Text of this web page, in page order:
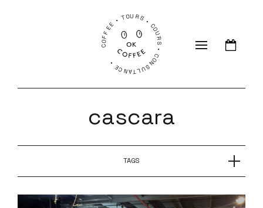
COFFEE • TOURS • COURS • CONSULTANCE •
cascara
TAGS